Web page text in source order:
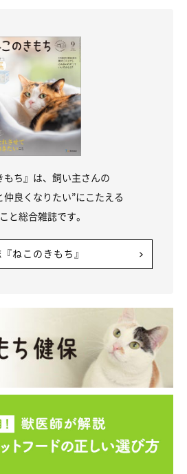
もち』は、飼い主さんの
仲良くなりたい”にこたえる
と総合雑誌です。
ねこのきもち』